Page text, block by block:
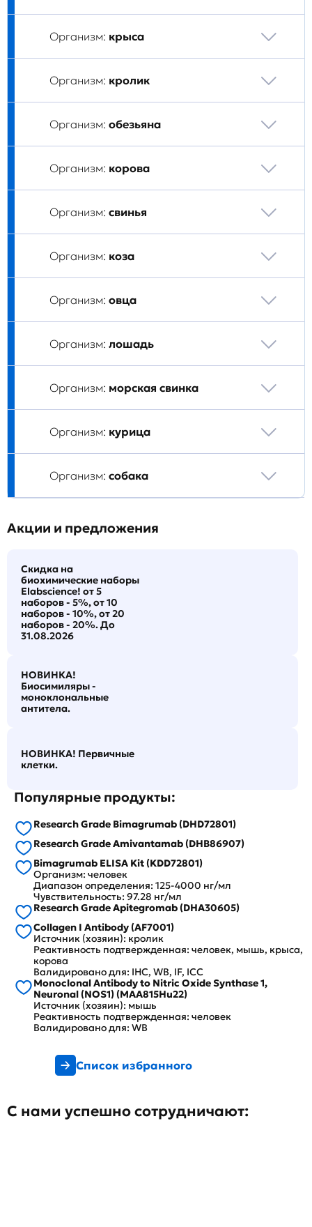
Организм: крыса
Организм: кролик
Организм: обезьяна
Организм: корова
Организм: свинья
Организм: коза
Организм: овца
Организм: лошадь
Организм: морская свинка
Организм: курица
Организм: собака
Акции и предложения
Скидка на
биохимические наборы
Elabscience! от 5
наборов - 5%, от 10
наборов - 10%, от 20
наборов - 20%. До
31.08.2026
НОВИНКА!
Биосимиляры -
моноклональные
антитела.
НОВИНКА! Первичные
клетки.
Популярные продукты:
Research Grade Bimagrumab (DHD72801)
Research Grade Amivantamab (DHB86907)
Bimagrumab ELISA Kit (KDD72801)
Организм: человек
Диапазон определения: 125-4000 нг/мл
Чувствительность: 97.28 нг/мл
Research Grade Apitegromab (DHA30605)
Collagen I Antibody (AF7001)
Источник (хозяин): кролик
Реактивность подтвержденная: человек, мышь, крыса,
корова
Валидировано для: IHC, WB, IF, ICC
Monoclonal Antibody to Nitric Oxide Synthase 1,
Neuronal (NOS1) (MAA815Hu22)
Источник (хозяин): мышь
Реактивность подтвержденная: человек
Валидировано для: WB
Список избранного
С нами успешно сотрудничают: